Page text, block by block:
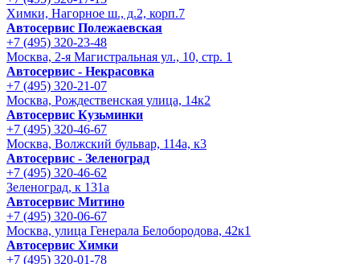
Химки, Нагорное ш., д.2, корп.7
Автосервис Полежаевская
+7 (495) 320-23-48
Москва, 2-я Магистральная ул., 10, стр. 1
Автосервис - Некрасовка
+7 (495) 320-21-07
Москва, Рождественская улица, 14к2
Автосервис Кузьминки
+7 (495) 320-46-67
Москва, Волжский бульвар, 114а, к3
Автосервис - Зеленоград
+7 (495) 320-46-62
Зеленоград, к 131а
Автосервис Митино
+7 (495) 320-06-67
Москва, улица Генерала Белобородова, 42к1
Автосервис Химки
+7 (495) 320-01-78